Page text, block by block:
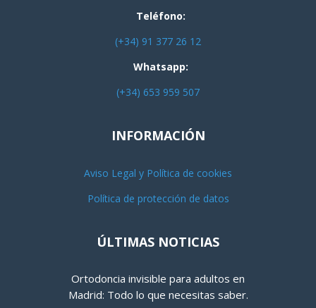
Teléfono:
(+34) 91 377 26 12
Whatsapp:
(+34) 653 959 507
INFORMACIÓN
Aviso Legal y Política de cookies
Política de protección de datos
ÚLTIMAS NOTICIAS
Ortodoncia invisible para adultos en
Madrid: Todo lo que necesitas saber.